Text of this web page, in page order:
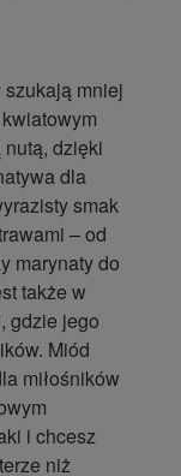
szukają mniej
dzięki
dla
smak
– od
marynaty do
także w
gdzie jego
Miód
miłośników
i chcesz
niż